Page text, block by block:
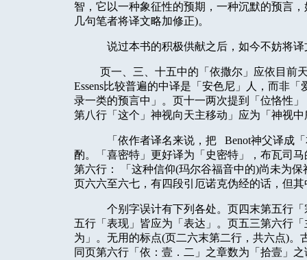
智，它以一种象征性的预期，一种沉默的预言
几句笔者将译文略加修正)。
说过本书的积极供献之后，如今不妨将
页一、三、十五中的「依撒尔」应依目前
Essens比较普遍的中译是「安色尼」人，而非
录一类的预言中」。页十一两次提到「位恪性
第八行「这个」神视向天主移动」应为「神视
「依作者译名来说，把 Benot神父译成
酌。「喜密特」更好译为「史密特」，布瓦司
第六行：
「这种信仰(玛尔谷福音中的)尚未为保
页六六至六七，有四段引厄诺克伪经的话，但
个别字误计有下列各处。页四末第五行
五行「表现」皆应为「表达」。页五三第六行
为」。无用的标点(页二六末第二行，共六点)。
同页第六行「依：壹．二」之章数为「拾壹」